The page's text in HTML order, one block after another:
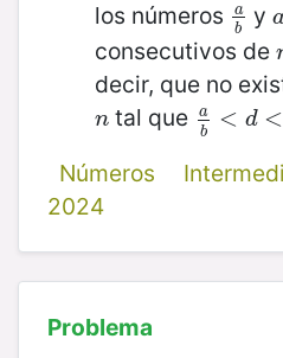
los números
a
b
aby
consecutivos de
decir, que no
n
n tal que
a
b
< d <
ab< d<a
Números
2024
Problema